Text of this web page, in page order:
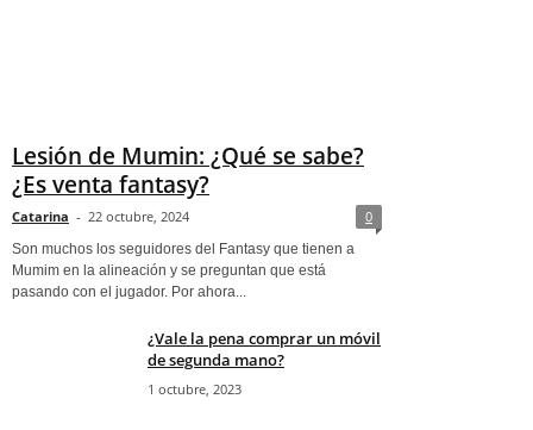
Lesión de Mumin: ¿Qué se sabe?
¿Es venta fantasy?
Catarina - 22 octubre, 2024 0
Son muchos los seguidores del Fantasy que tienen a
Mumim en la alineación y se preguntan que está
pasando con el jugador. Por ahora...
¿Vale la pena comprar un móvil
de segunda mano?
1 octubre, 2023